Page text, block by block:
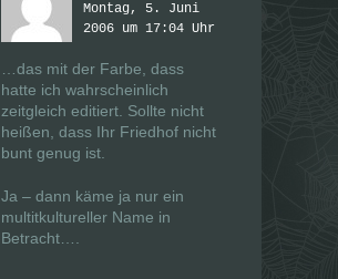
Montag, 5. Juni
2006 um 17:04 Uhr
…das mit der Farbe, dass
hatte ich wahrscheinlich
zeitgleich editiert. Sollte nicht
heißen, dass Ihr Friedhof nicht
bunt genug ist.
Ja – dann käme ja nur ein
multitkultureller Name in
Betracht….